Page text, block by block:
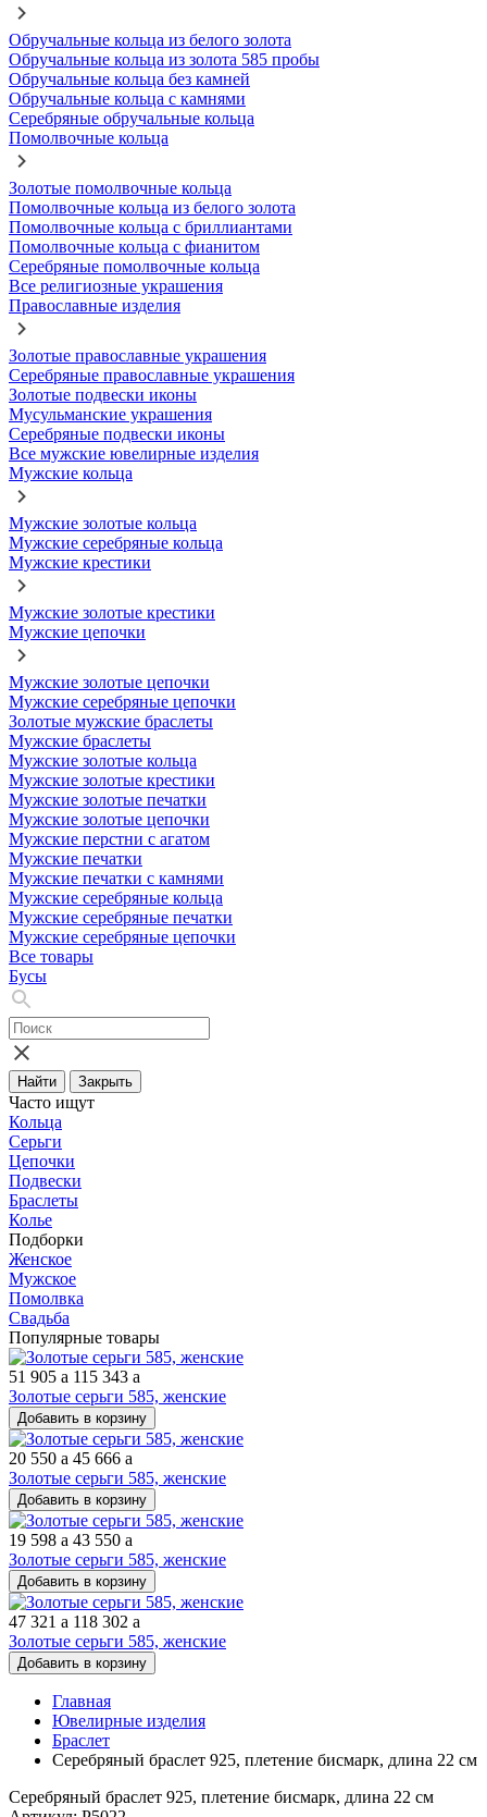
Обручальные кольца из белого золота
Обручальные кольца из золота 585 пробы
Обручальные кольца без камней
Обручальные кольца с камнями
Серебряные обручальные кольца
Помолвочные кольца
Золотые помолвочные кольца
Помолвочные кольца из белого золота
Помолвочные кольца с бриллиантами
Помолвочные кольца с фианитом
Серебряные помолвочные кольца
Все религиозные украшения
Православные изделия
Золотые православные украшения
Серебряные православные украшения
Золотые подвески иконы
Мусульманские украшения
Серебряные подвески иконы
Все мужские ювелирные изделия
Мужские кольца
Мужские золотые кольца
Мужские серебряные кольца
Мужские крестики
Мужские золотые крестики
Мужские цепочки
Мужские золотые цепочки
Мужские серебряные цепочки
Золотые мужские браслеты
Мужские браслеты
Мужские золотые кольца
Мужские золотые крестики
Мужские золотые печатки
Мужские золотые цепочки
Мужские перстни с агатом
Мужские печатки
Мужские печатки с камнями
Мужские серебряные кольца
Мужские серебряные печатки
Мужские серебряные цепочки
Все товары
Бусы
Найти Закрыть
Часто ищут
Кольца
Серьги
Цепочки
Подвески
Браслеты
Колье
Подборки
Женское
Мужское
Помолвка
Свадьба
Популярные товары
51 905 a 115 343 a
Золотые серьги 585, женские
Добавить в корзину
20 550 a 45 666 a
Золотые серьги 585, женские
Добавить в корзину
19 598 a 43 550 a
Золотые серьги 585, женские
Добавить в корзину
47 321 a 118 302 a
Золотые серьги 585, женские
Добавить в корзину
Главная
Ювелирные изделия
Браслет
Серебряный браслет 925, плетение бисмарк, длина 22 см
Серебряный браслет 925, плетение бисмарк, длина 22 см